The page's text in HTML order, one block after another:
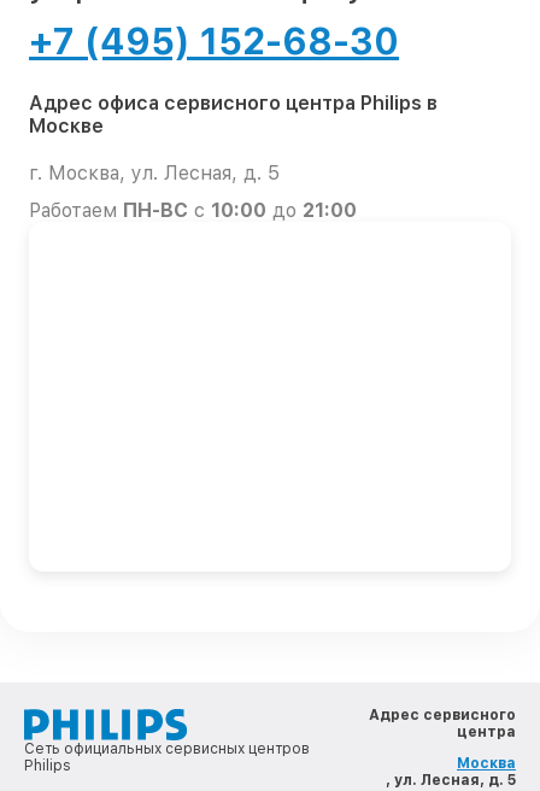
+7 (495) 152-68-30
Адрес офиса сервисного центра Philips в
Москве
г. Москва, ул. Лесная, д. 5
Работаем ПН-ВС с 10:00 до 21:00
Сеть официальных сервисных центров
Philips
Адрес сервисного
центра
Москва
, ул. Лесная, д. 5